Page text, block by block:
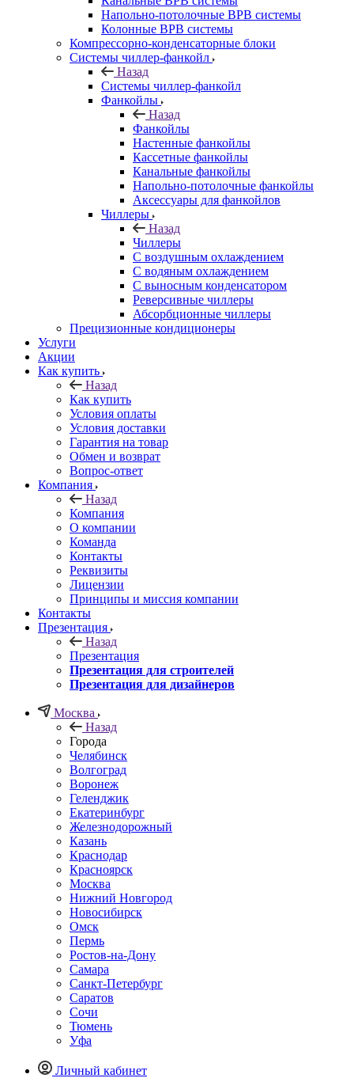
Напольно-потолочные ВРВ системы
Колонные ВРВ системы
Компрессорно-конденсаторные блоки
Системы чиллер-фанкойл
Назад
Системы чиллер-фанкойл
Фанкойлы
Назад
Фанкойлы
Настенные фанкойлы
Кассетные фанкойлы
Канальные фанкойлы
Напольно-потолочные фанкойлы
Аксессуары для фанкойлов
Чиллеры
Назад
Чиллеры
С воздушным охлаждением
С водяным охлаждением
С выносным конденсатором
Реверсивные чиллеры
Абсорбционные чиллеры
Прецизионные кондиционеры
Услуги
Акции
Как купить
Назад
Как купить
Условия оплаты
Условия доставки
Гарантия на товар
Обмен и возврат
Вопрос-ответ
Компания
Назад
Компания
О компании
Команда
Контакты
Реквизиты
Лицензии
Принципы и миссия компании
Контакты
Презентация
Назад
Презентация
Презентация для строителей
Презентация для дизайнеров
Москва
Назад
Города
Челябинск
Волгоград
Воронеж
Геленджик
Екатеринбург
Железнодорожный
Казань
Краснодар
Красноярск
Москва
Нижний Новгород
Новосибирск
Омск
Пермь
Ростов-на-Дону
Самара
Санкт-Петербург
Саратов
Сочи
Тюмень
Уфа
Личный кабинет